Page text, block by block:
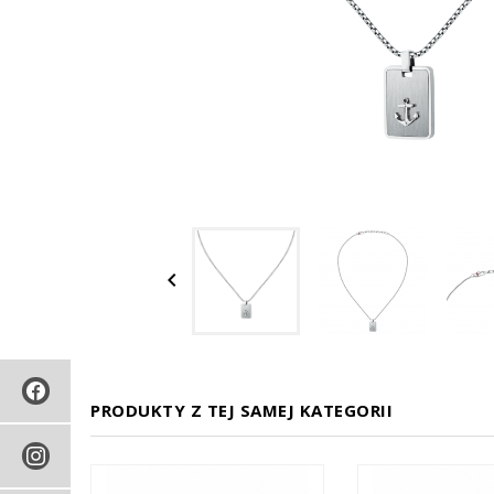

PRODUKTY Z TEJ SAMEJ KATEGORII